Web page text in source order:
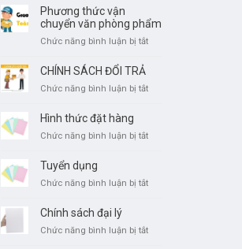
văn
phòng
GIẤY
GIẤY
CÁC
Phương thức vận
chuyển văn phòng phẩm
Chức năng bình luận bị tắtở
chuyển
phẩm
CHÍNH SÁCH ĐỔI TRẢ
Chức năng bình luận bị tắtở
TRẢ
Hình thức đặt hàng
Chức năng bình luận bị tắtở
hàng
Tuyển dụng
Chức năng bình luận bị tắtở
Chính sách đại lý
Chức năng bình luận bị tắtở